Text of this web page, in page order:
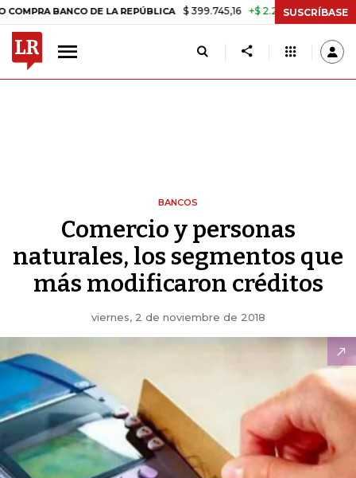
DE LA REPÚBLICA $ 399.745,16 +$ 2.295,71 +0,58% TASA
SUSCRÍBASE
BANCOS
Comercio y personas
naturales, los segmentos que
más modificaron créditos
viernes, 2 de noviembre de 2018